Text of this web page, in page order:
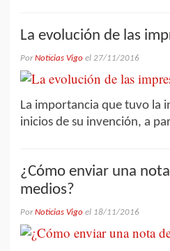
La evolución de las
PorNoticias Vigo el 27/11/2016
La importancia que tuvo la
inicios de su invención, a
¿Cómo enviar una
medios?
PorNoticias Vigo el 18/11/2016